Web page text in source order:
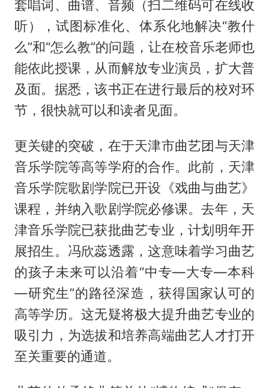
套唱词、曲谱、音频（扫二维码可在线收
听），试图标准化、体系化地解决“教什
么”和“怎么教”的问题，让在校音乐老师也
能依此授课，从而解放专业演员，扩大普
及面。据悉，该书正在进行最后的校对环
节，很快就可以和读者见面。
更关键的突破，在于天津市曲艺团与天津
音乐学院等高等学府的合作。此前，天津
音乐学院歌剧学院已开设《戏曲与曲艺》
课程，并纳入歌剧学院必修课。去年，天
津音乐学院已获批曲艺专业，计划明年开
展招生。冯欣蕊透露，这意味着学习曲艺
的孩子未来可以沿着“中专—大专—本科
—研究生”的路径深造，获得国家认可的
高等学历。这无疑将极大提升曲艺专业的
吸引力，为选拔和培养高端曲艺人才打开
至关重要的通道。